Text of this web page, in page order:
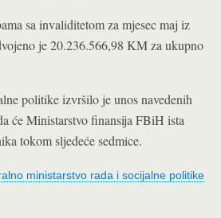
sa invaliditetom za mjesec maj iz
je 20.236.566,98 KM za ukupno
politike izvršilo je unos navedenih
će Ministarstvo finansija FBiH ista
tokom sljedeće sedmice.
ministarstvo rada i socijalne politike